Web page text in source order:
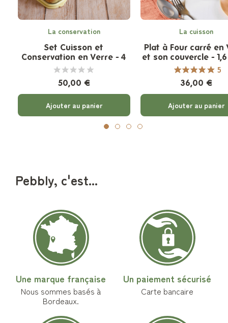
La conservation
Set Cuisson et
Conservation en Verre - 4
pièces
50,00 €
Ajouter au panier
La cuisson
Plat à Four carré en
et son couvercle -
- 2 coloris 5
36,00 €
Ajouter au panier
Pebbly, c'est...
Une marque française
Nous sommes basés à
Bordeaux.
Un paiement sécurisé
Carte bancaire